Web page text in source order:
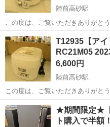
陸前高砂駅
この度は、ご覧いただきありがとうございます。
宮城 仙台市 陸前高砂駅
T12935【ア
RC21M05
6,600円
陸前高砂駅
この度は、ご覧いただきありがとうございます。
宮城 仙台市 陸前高砂駅
★期間限定★【
ト購入で半